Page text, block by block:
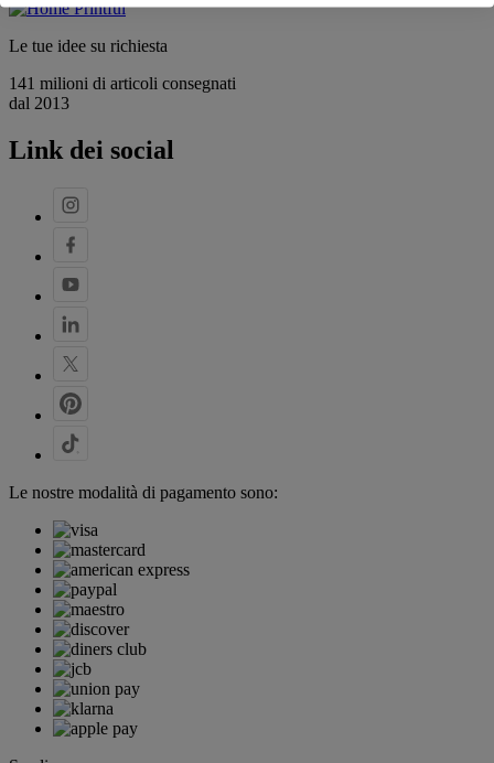
Le tue idee su richiesta
141 milioni di articoli consegnati
dal 2013
Link dei social
Le nostre modalità di pagamento sono: